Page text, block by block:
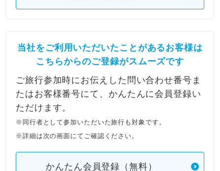
当社をご利用いただいたことがあるお客様は
こちらからのご登録がスムーズです
ご旅行参加時にお伝えした問い合わせ番号ま
たはお客様番号にて、かんたんに会員登録い
ただけます。
※同行者として参加いただいた旅行も対象です。
※詳細は次の画面にてご確認ください。
かんたん会員登録（無料）